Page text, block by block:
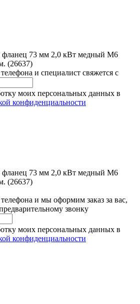
73 мм 2,0 кВт медный M6
(26637)
и специалист свяжется с
моих персональных данных в
конфиденциальности
73 мм 2,0 кВт медный M6
(26637)
и мы оформим заказ за вас,
звонку
моих персональных данных в
конфиденциальности